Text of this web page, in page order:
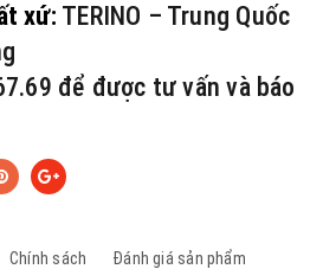
xứ: TERINO – Trung Quốc
để được tư vấn và báo
Chính sách Đánh giá sản phẩm